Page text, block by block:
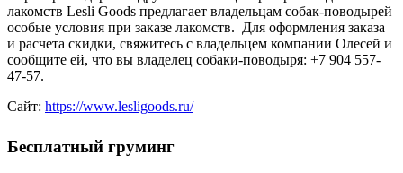
лакомств Lesli Goods предлагает владельцам собак-поводырей
особые условия при заказе лакомств. Для оформления заказа
и расчета скидки, свяжитесь с владельцем компании Олесей и
сообщите ей, что вы владелец собаки-поводыря: +7 904 557-
47-57.
Сайт: https://www.lesligoods.ru/
Бесплатный груминг